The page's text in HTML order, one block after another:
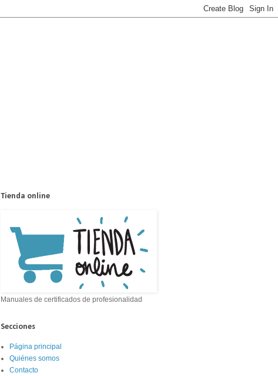
Tienda online
Manuales de certificados de profesionalidad
Secciones
Página principal
Quiénes somos
Contacto